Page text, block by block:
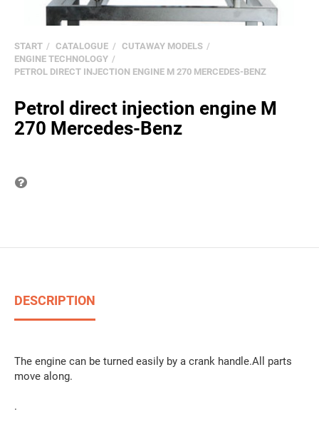
START CATALOGUE
CUTAWAY MODELS
ENGINE TECHNOLOGY
PETROL DIRECT INJECTION ENGINE M 270 MERCEDES-BENZ
Petrol direct injection engine M
270 Mercedes-Benz
DESCRIPTION
The engine can be turned easily by a crank handle.All parts
move along.
.